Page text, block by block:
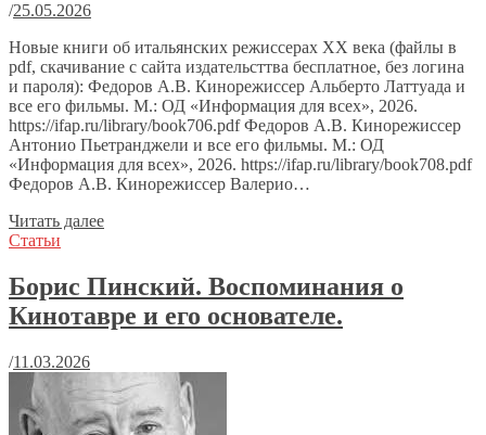
/25.05.2026
Новые книги об итальянских режиссерах XX века (файлы в
pdf, скачивание с сайта издательсттва бесплатное, без логина
и пароля): Федоров А.В. Кинорежиссер Альберто Латтуада и
все его фильмы. М.: ОД «Информация для всех», 2026.
https://ifap.ru/library/book706.pdf Федоров А.В. Кинорежиссер
Антонио Пьетранджели и все его фильмы. М.: ОД
«Информация для всех», 2026. https://ifap.ru/library/book708.pdf
Федоров А.В. Кинорежиссер Валерио…
Читать далее
Статьи
Борис Пинский. Воспоминания о
Кинотавре и его основателе.
/11.03.2026